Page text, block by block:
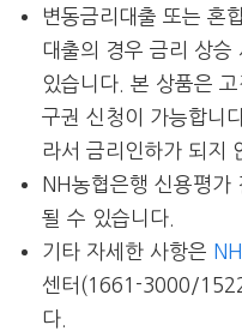
변동금리대출 또는 혼
대출의 경우 금리 상승
있습니다. 본 상품은
구권 신청이 가능합니
라서 금리인하가 되지
NH농협은행 신용평가
될 수 있습니다.
기타 자세한 사항은
센터(1661-3000/
다.